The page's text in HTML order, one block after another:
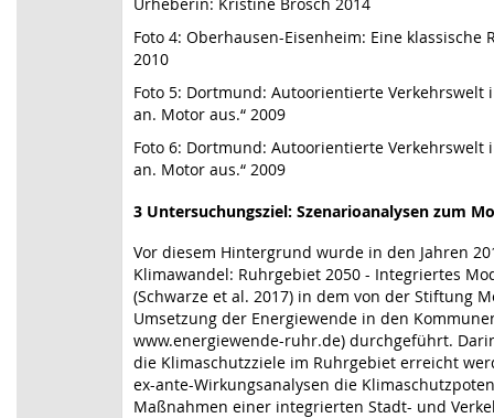
Foto 4: Oberhausen-Eisenheim: Eine
2010
Foto 5: Dortmund: Autoorientierte Verkehrswelt
an. Motor aus.“ 2009
Foto 6: Dortmund: Autoorientierte Verkehrswelt
an. Motor aus.“ 2009
3 Untersuchungsziel: Szenarioanalysen zum
Vor diesem Hintergrund wurde in den Jahren
Klimawandel: Ruhrgebiet 2050 - Integriertes
(Schwarze et al. 2017) in dem von der Stiftung
Umsetzung der Energiewende in den
www.energiewende-ruhr.de) durchgeführt.
die Klimaschutzziele im Ruhrgebiet erreicht
ex-ante-Wirkungsanalysen die
Maßnahmen einer integrierten Stadt- und